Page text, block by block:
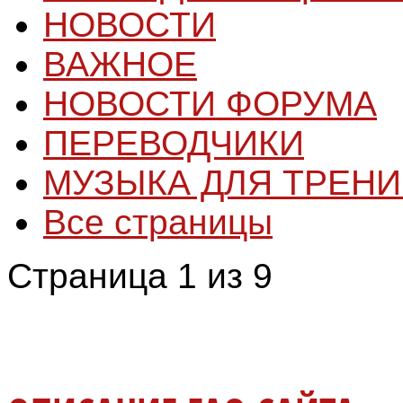
НОВОСТИ
ВАЖНОЕ
НОВОСТИ ФОРУМА
ПЕРЕВОДЧИКИ
МУЗЫКА ДЛЯ
Все страницы
Страница 1 из 9